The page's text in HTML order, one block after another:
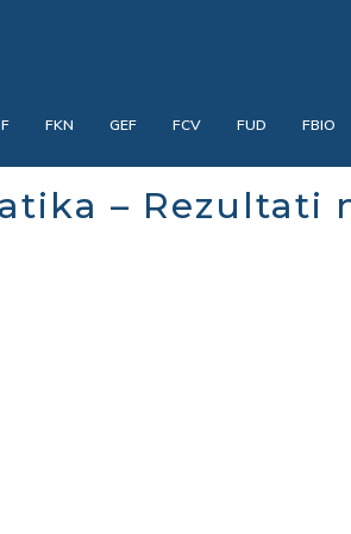
FKN GEF FCV FUD FBIO
– Rezultati